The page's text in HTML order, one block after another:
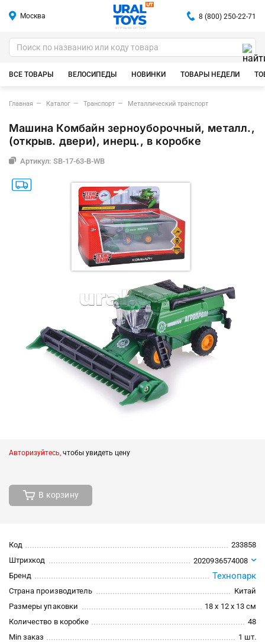
Москва
ИГРУШКИ ОПТОМ
8 (800) 250-22-71
ВСЕ ТОВАРЫ ВЕЛОСИПЕДЫ НОВИНКИ ТОВАРЫ НЕДЕЛИ
Главная Каталог Транспорт Металлический транспорт
Машина Комбайн зерноуборочный, металл.,
(открыв. двери), инерц., в коробке
Артикул: SB-17-63-B-WB
Авторизуйтесь, чтобы увидеть цену
В корзину
Код
233858
Штрихкод
2020936574008
Бренд
Технопарк
Страна производитель
Китай
Размеры упаковки
18 x 12 x 13 см
Количество в коробке
48
Min заказ
1 шт.